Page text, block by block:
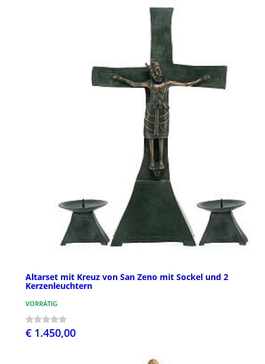
Altarset mit Kreuz von San Zeno mit Sockel und 2
Kerzenleuchtern
VORRÄTIG
€ 1.450,00